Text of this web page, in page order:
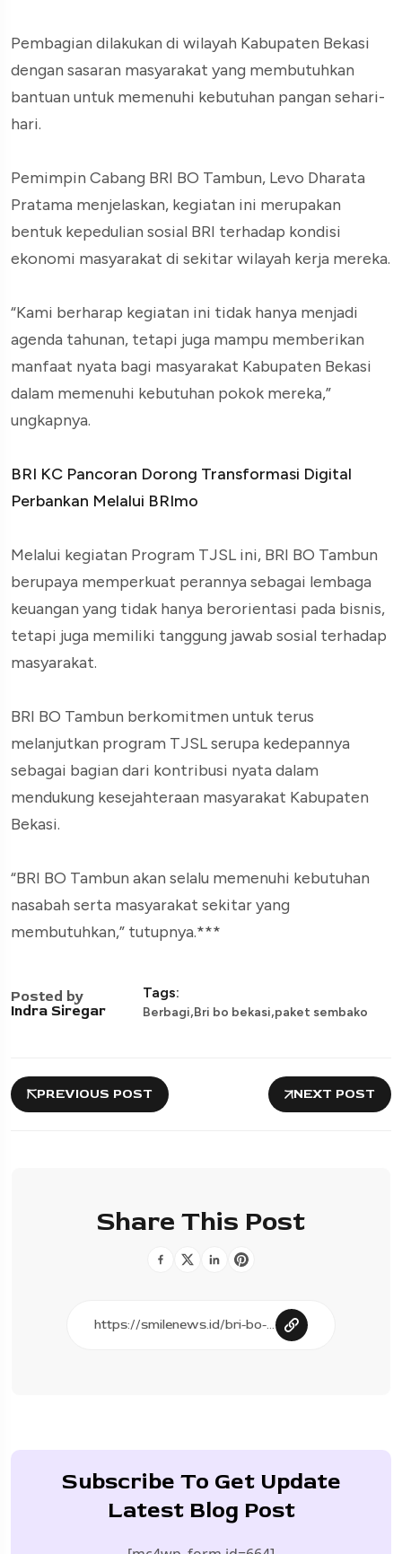
Pembagian dilakukan di wilayah Kabupaten Bekasi
dengan sasaran masyarakat yang membutuhkan
bantuan untuk memenuhi kebutuhan pangan sehari-
hari.
Pemimpin Cabang BRI BO Tambun, Levo Dharata
Pratama menjelaskan, kegiatan ini merupakan
bentuk kepedulian sosial BRI terhadap kondisi
ekonomi masyarakat di sekitar wilayah kerja mereka.
“Kami berharap kegiatan ini tidak hanya menjadi
agenda tahunan, tetapi juga mampu memberikan
manfaat nyata bagi masyarakat Kabupaten Bekasi
dalam memenuhi kebutuhan pokok mereka,”
ungkapnya.
BRI KC Pancoran Dorong Transformasi Digital
Perbankan Melalui BRImo
Melalui kegiatan Program TJSL ini, BRI BO Tambun
berupaya memperkuat perannya sebagai lembaga
keuangan yang tidak hanya berorientasi pada bisnis,
tetapi juga memiliki tanggung jawab sosial terhadap
masyarakat.
BRI BO Tambun berkomitmen untuk terus
melanjutkan program TJSL serupa kedepannya
sebagai bagian dari kontribusi nyata dalam
mendukung kesejahteraan masyarakat Kabupaten
Bekasi.
“BRI BO Tambun akan selalu memenuhi kebutuhan
nasabah serta masyarakat sekitar yang
membutuhkan,” tutupnya.***
Posted by
Indra Siregar
Tags:
Berbagi,Bri bo bekasi,paket sembako
PREVIOUS POST NEXT POST
Share This Post
Subscribe To Get Update
Latest Blog Post